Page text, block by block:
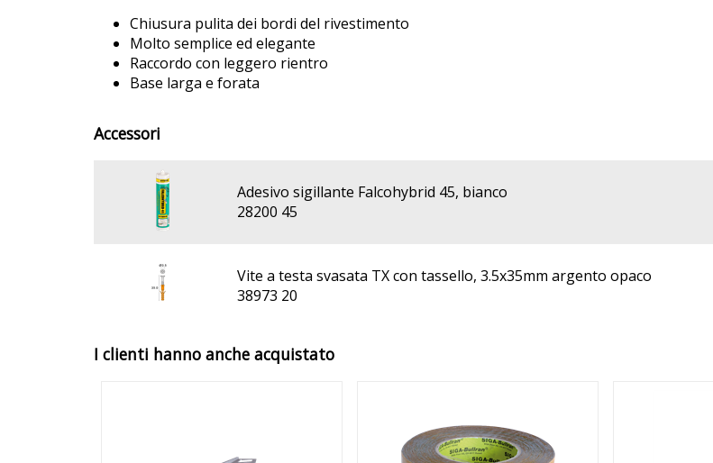
Chiusura pulita dei bordi del rivestimento
Molto semplice ed elegante
Raccordo con leggero rientro
Base larga e forata
Accessori
Adesivo sigillante Falcohybrid 45, bianco
28200 45
Vite a testa svasata TX con tassello, 3.5x35mm argento opaco
38973 20
I clienti hanno anche acquistato